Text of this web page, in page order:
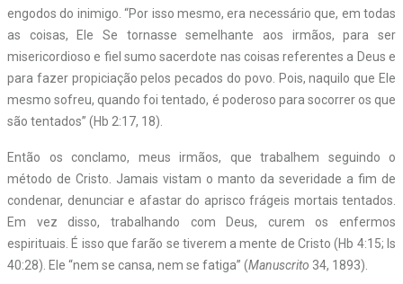
engodos do inimigo. “Por isso mesmo, era necessário que, em todas
as coisas, Ele Se tornasse semelhante aos irmãos, para ser
misericordioso e fiel sumo sacerdote nas coisas referentes a Deus e
para fazer propiciação pelos pecados do povo. Pois, naquilo que Ele
mesmo sofreu, quando foi tentado, é poderoso para socorrer os que
são tentados” (Hb 2:17, 18).
Então os conclamo, meus irmãos, que trabalhem seguindo o
método de Cristo. Jamais vistam o manto da severidade a fim de
condenar, denunciar e afastar do aprisco frágeis mortais tentados.
Em vez disso, trabalhando com Deus, curem os enfermos
espirituais. É isso que farão se tiverem a mente de Cristo (Hb 4:15; Is
40:28). Ele “nem se cansa, nem se fatiga” (Manuscrito 34, 1893).